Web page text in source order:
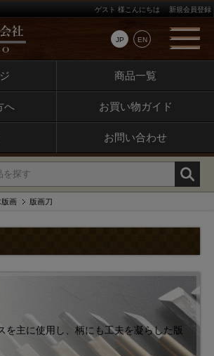
JP EN
ゲスト 様こんにちは 新規会員登録
商品一覧
へ お買い物ガイド
お問い合わせ
版画 版画刀
を主に使用し、柄にも工夫を凝らした版